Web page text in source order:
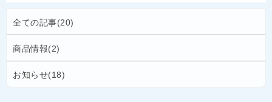
全ての記事(20)
商品情報(2)
お知らせ(18)